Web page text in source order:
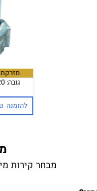
גובה: 120, אורך: 80 רוחב: 50~
להזמנה
מבחר קירות